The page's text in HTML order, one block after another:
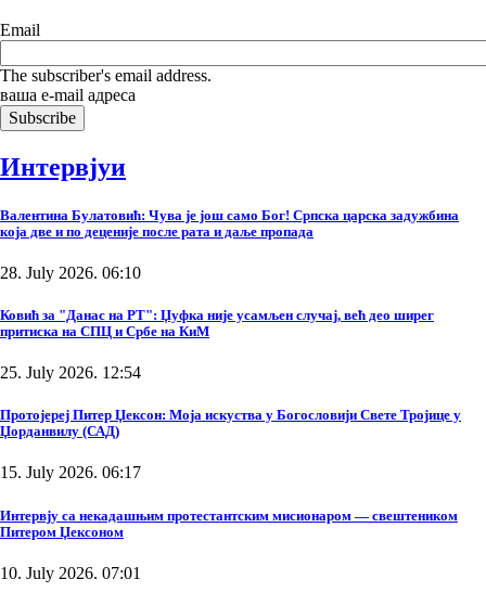
Email
The subscriber's email address.
ваша е-mail адреса
Интервјуи
Валентина Булатовић: Чува је још само Бог! Српска царска задужбина
која две и по деценије после рата и даље пропада
28. July 2026. 06:10
Ковић за "Данас на РТ": Џуфка није усамљен случај, већ део ширег
притиска на СПЦ и Србе на КиМ
25. July 2026. 12:54
Протојереј Питер Џексон: Моја искуства у Богословији Свете Тројице у
Џорданвилу (САД)
15. July 2026. 06:17
Интервју са некадашњим протестантским мисионаром — свештеником
Питером Џексоном
10. July 2026. 07:01